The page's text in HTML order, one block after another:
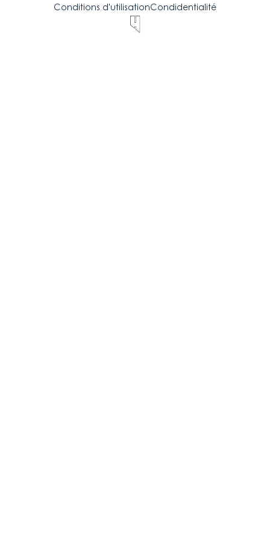
Conditions d'utilisationCondidentialité